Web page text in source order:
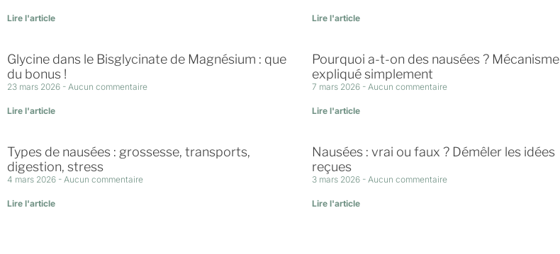
Lire l'article Lire l'article
Glycine dans le Bisglycinate de Magnésium : que
du bonus !
23 mars 2026 Aucun commentaire
Lire l'article
Pourquoi a-t-on des nausées ? Mécanisme
expliqué simplement
7 mars 2026 Aucun commentaire
Lire l'article
Types de nausées : grossesse, transports,
digestion, stress
4 mars 2026 Aucun commentaire
Lire l'article
Nausées : vrai ou faux ? Démêler les idées
reçues
3 mars 2026 Aucun commentaire
Lire l'article